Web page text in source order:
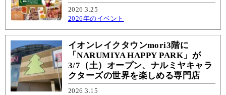
2026.3.25
2026年のイベント
イオンレイクタウンmori3階に
「NARUMIYA HAPPY PARK」が
3/7（土）オープン、ナルミヤキャラ
クターズの世界を楽しめる専門店
2026.3.15